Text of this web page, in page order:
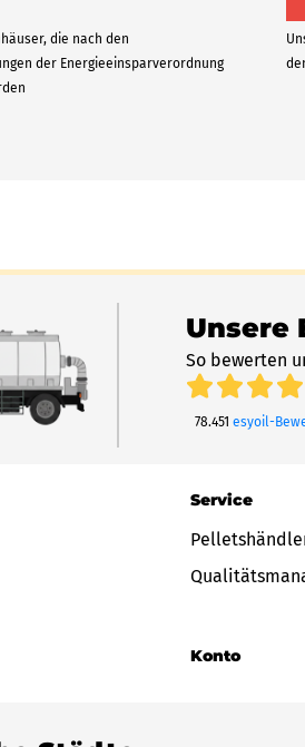
die nach den
der Energieeinsparverordnung
Unsere
So bewerten
78.451 esyoil-
Service
Konto